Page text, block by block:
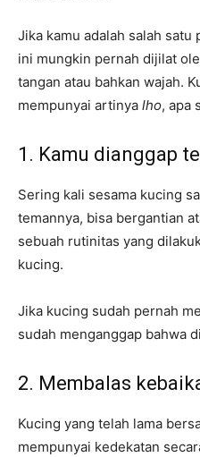
Jika kamu adalah salah
ini mungkin pernah dijilat
tangan atau bahkan wajah.
mempunyai artinya lho, apa
1. Kamu dianggap
Sering kali sesama kucing
temannya, bisa bergantian
sebuah rutinitas yang
kucing.
Jika kucing sudah pernah
sudah menganggap bahwa
2. Membalas
Kucing yang telah lama
mempunyai kedekatan